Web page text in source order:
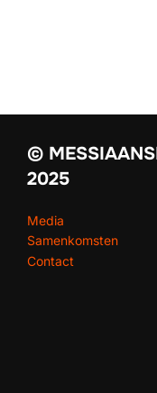
©
2025
Media
Samenkomsten
Contact